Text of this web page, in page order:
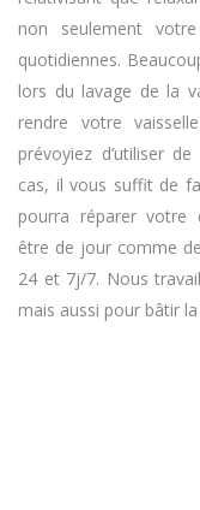
non seulement
quotidiennes.
lors du lavage de la
rendre votre
prévoyiez d’utiliser
cas, il vous suffit de
pourra réparer votre
être de jour comme
24 et 7j/7. Nous
mais aussi pour bâtir